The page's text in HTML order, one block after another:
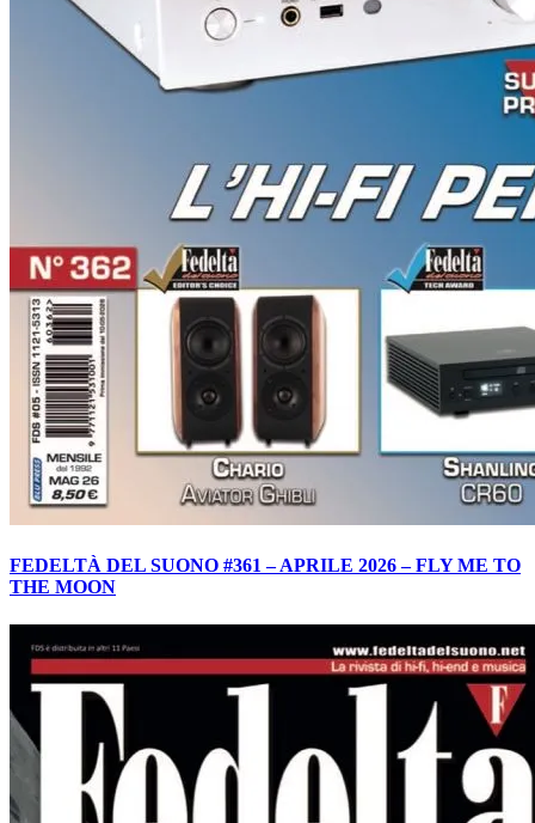
FEDELTÀ DEL SUONO #361 – APRILE 2026 – FLY ME TO
THE MOON